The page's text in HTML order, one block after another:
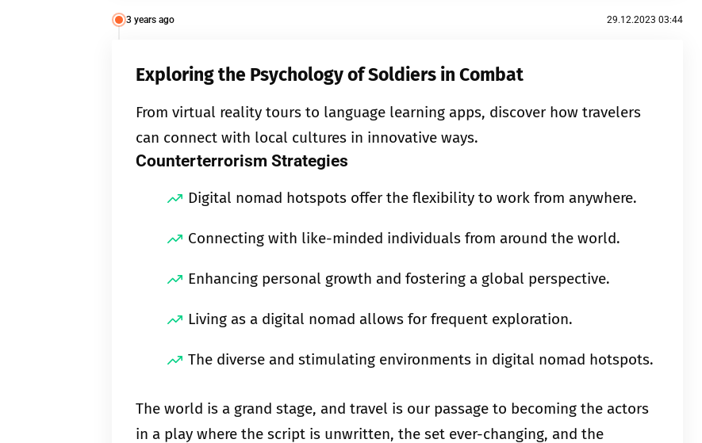
3 years ago 29.12.2023 03:44
Exploring the Psychology of Soldiers in Combat
From virtual reality tours to language learning apps, discover how travelers
can connect with local cultures in innovative ways.
Counterterrorism Strategies
Digital nomad hotspots offer the flexibility to work from anywhere.
Connecting with like-minded individuals from around the world.
Enhancing personal growth and fostering a global perspective.
Living as a digital nomad allows for frequent exploration.
The diverse and stimulating environments in digital nomad hotspots.
The world is a grand stage, and travel is our passage to becoming the actors
in a play where the script is unwritten, the set ever-changing, and the